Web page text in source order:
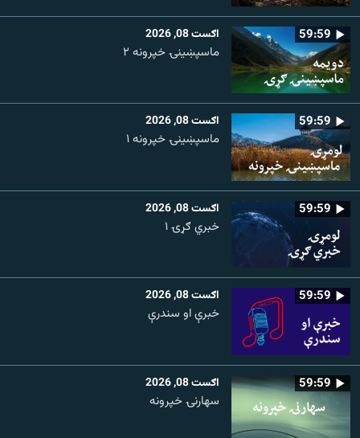
59:59 اګست 08, 2026
ماسپښينۍ خپرونه ۲
59:59 اګست 08, 2026
ماسپښينۍ خپرونه ۱
59:59 اګست 08, 2026
خبري ګړۍ ۱
59:59 اګست 08, 2026
خبرې او سندرې
59:59 اګست 08, 2026
سهارنۍ خپرونه